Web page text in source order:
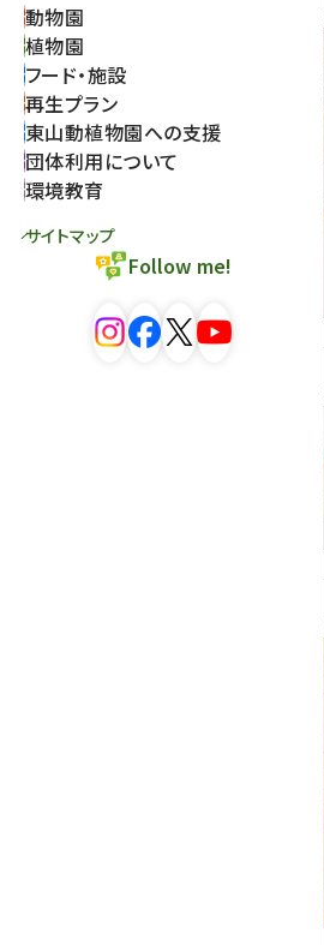
動物園
植物園
フード・施設
再生プラン
東山動植物園への支援
団体利用について
環境教育
サイトマップ
Follow me!